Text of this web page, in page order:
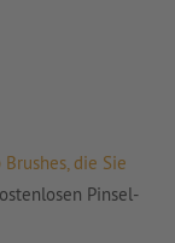
die Sie
Pinsel-